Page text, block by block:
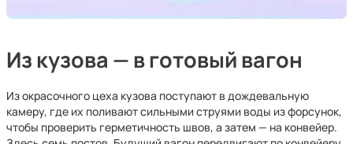
Из кузова — в готовый вагон
Из окрасочного цеха кузова поступают в дождевальную
камеру, где их поливают сильными струями воды из форсунок,
чтобы проверить герметичность швов, а затем — на конвейер.